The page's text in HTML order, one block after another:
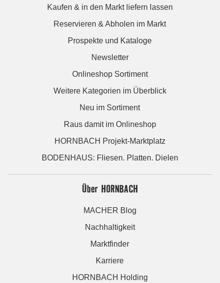
Kaufen & in den Markt liefern lassen
Reservieren & Abholen im Markt
Prospekte und Kataloge
Newsletter
Onlineshop Sortiment
Weitere Kategorien im Überblick
Neu im Sortiment
Raus damit im Onlineshop
HORNBACH Projekt-Marktplatz
BODENHAUS: Fliesen. Platten. Dielen
Über HORNBACH
MACHER Blog
Nachhaltigkeit
Marktfinder
Karriere
HORNBACH Holding